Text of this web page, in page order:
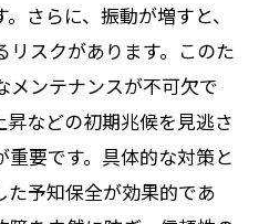
さらに、振動が増すと、
スクがあります。このた
メンテナンスが不可欠で
などの初期兆候を見逃さ
要です。具体的な対策と
た予知保全が効果的であ